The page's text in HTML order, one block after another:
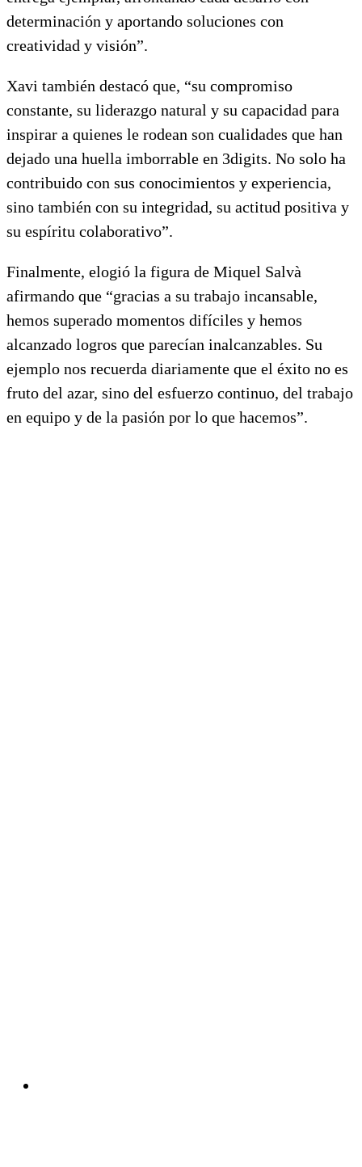
determinación y aportando soluciones con
creatividad y visión”.
Xavi también destacó que, “su compromiso
constante, su liderazgo natural y su capacidad para
inspirar a quienes le rodean son cualidades que han
dejado una huella imborrable en 3digits. No solo ha
contribuido con sus conocimientos y experiencia,
sino también con su integridad, su actitud positiva y
su espíritu colaborativo”.
Finalmente, elogió la figura de Miquel Salvà
afirmando que “gracias a su trabajo incansable,
hemos superado momentos difíciles y hemos
alcanzado logros que parecían inalcanzables. Su
ejemplo nos recuerda diariamente que el éxito no es
fruto del azar, sino del esfuerzo continuo, del trabajo
en equipo y de la pasión por lo que hacemos”.